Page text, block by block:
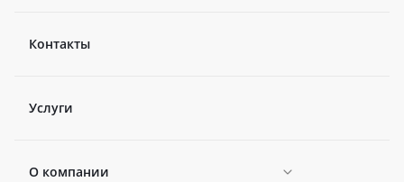
Контакты
Услуги
О компании